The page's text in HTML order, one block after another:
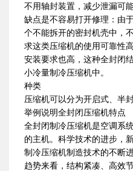
不用轴封装置，减少泄漏可能
缺点是不容易打开修理：由
个不能拆开的密封机壳中，
求这类压缩机的使用可靠性
安装要求也高，这种全封闭
小冷量制冷压缩机中。
种类
压缩机可以分为开启式、半
举例说明全封闭压缩机特点
全封闭制冷压缩机是空调系
的主机。科学技术的进步，
制冷压缩机制造技术的不断
趋势来看，结构紧凑、高效